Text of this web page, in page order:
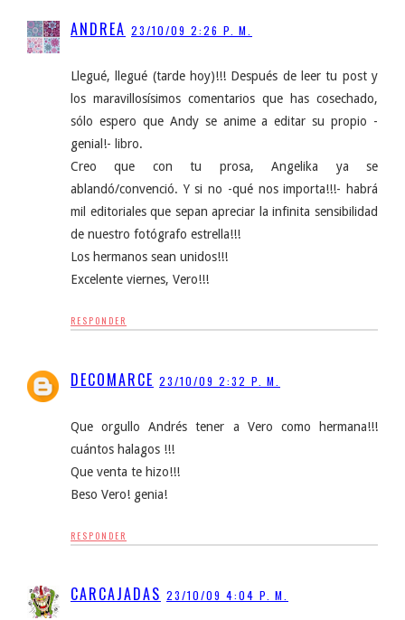
ANDREA 23/10/09 2:26 P. M.
Llegué, llegué (tarde hoy)!!! Después de leer tu post y
los maravillosísimos comentarios que has cosechado,
sólo espero que Andy se anime a editar su propio -
genial!- libro.
Creo que con tu prosa, Angelika ya se
ablandó/convenció. Y si no -qué nos importa!!!- habrá
mil editoriales que sepan apreciar la infinita sensibilidad
de nuestro fotógrafo estrella!!!
Los hermanos sean unidos!!!
Excelente viernes, Vero!!!
RESPONDER
DECOMARCE 23/10/09 2:32 P. M.
Que orgullo Andrés tener a Vero como hermana!!!
cuántos halagos !!!
Que venta te hizo!!!
Beso Vero! genia!
RESPONDER
CARCAJADAS 23/10/09 4:04 P. M.